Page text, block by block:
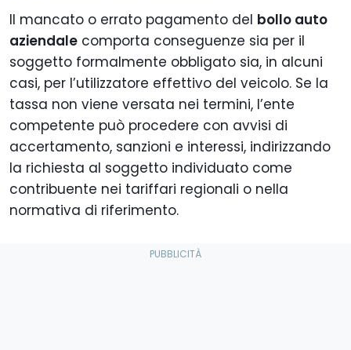
Il mancato o errato pagamento del bollo auto
aziendale comporta conseguenze sia per il
soggetto formalmente obbligato sia, in alcuni
casi, per l’utilizzatore effettivo del veicolo. Se la
tassa non viene versata nei termini, l’ente
competente può procedere con avvisi di
accertamento, sanzioni e interessi, indirizzando
la richiesta al soggetto individuato come
contribuente nei tariffari regionali o nella
normativa di riferimento.